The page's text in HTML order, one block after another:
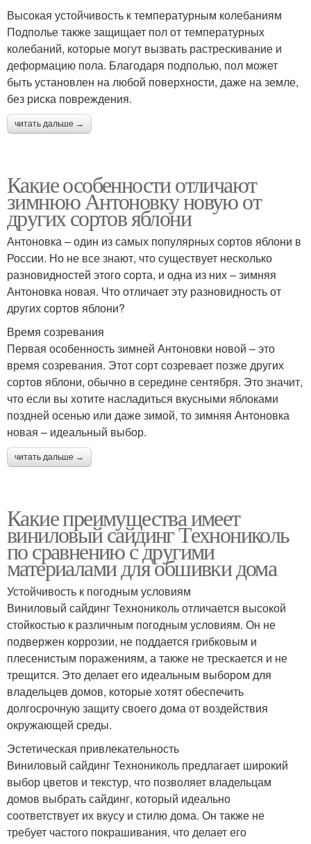
Высокая устойчивость к температурным колебаниям
Подполье также защищает пол от температурных
колебаний, которые могут вызвать растрескивание и
деформацию пола. Благодаря подполью, пол может
быть установлен на любой поверхности, даже на земле,
без риска повреждения.
читать дальше →
Какие особенности отличают
зимнюю Антоновку новую от
других сортов яблони
Антоновка – один из самых популярных сортов яблони в
России. Но не все знают, что существует несколько
разновидностей этого сорта, и одна из них – зимняя
Антоновка новая. Что отличает эту разновидность от
других сортов яблони?
Время созревания
Первая особенность зимней Антоновки новой – это
время созревания. Этот сорт созревает позже других
сортов яблони, обычно в середине сентября. Это значит,
что если вы хотите насладиться вкусными яблоками
поздней осенью или даже зимой, то зимняя Антоновка
новая – идеальный выбор.
читать дальше →
Какие преимущества имеет
виниловый сайдинг Технониколь
по сравнению с другими
материалами для обшивки дома
Устойчивость к погодным условиям
Виниловый сайдинг Технониколь отличается высокой
стойкостью к различным погодным условиям. Он не
подвержен коррозии, не поддается грибковым и
плесенистым поражениям, а также не трескается и не
трещится. Это делает его идеальным выбором для
владельцев домов, которые хотят обеспечить
долгосрочную защиту своего дома от воздействия
окружающей среды.
Эстетическая привлекательность
Виниловый сайдинг Технониколь предлагает широкий
выбор цветов и текстур, что позволяет владельцам
домов выбрать сайдинг, который идеально
соответствует их вкусу и стилю дома. Он также не
требует частого покрашивания, что делает его